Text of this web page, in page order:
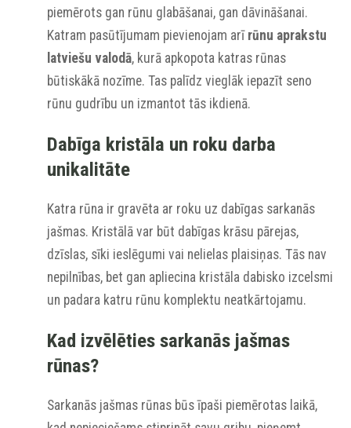
piemērots gan rūnu glabāšanai, gan dāvināšanai.
Katram pasūtījumam pievienojam arī rūnu aprakstu
latviešu valodā, kurā apkopota katras rūnas
būtiskākā nozīme. Tas palīdz vieglāk iepazīt seno
rūnu gudrību un izmantot tās ikdienā.
Dabīga kristāla un roku darba
unikalitāte
Katra rūna ir gravēta ar roku uz dabīgas sarkanās
jašmas. Kristālā var būt dabīgas krāsu pārejas,
dzīslas, sīki ieslēgumi vai nelielas plaisiņas. Tās nav
nepilnības, bet gan apliecina kristāla dabisko izcelsmi
un padara katru rūnu komplektu neatkārtojamu.
Kad izvēlēties sarkanās jašmas
rūnas?
Sarkanās jašmas rūnas būs īpaši piemērotas laikā,